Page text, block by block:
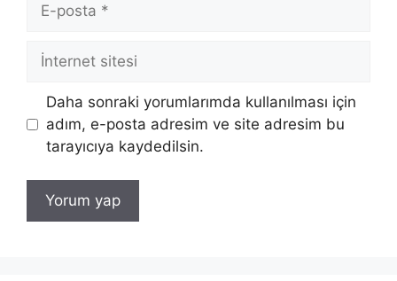
posta
İnternet
sitesi
Daha sonraki yorumlarımda kullanılması için
adım, e-posta adresim ve site adresim bu
tarayıcıya kaydedilsin.